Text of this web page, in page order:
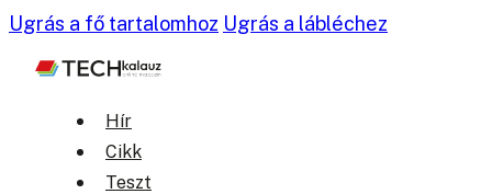
Ugrás a fő tartalomhoz Ugrás a lábléchez
Hír
Cikk
Teszt